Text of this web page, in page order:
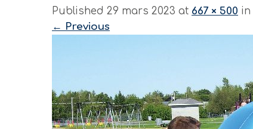
Published 29 mars 2023 at 667 × 500 in
← Previous